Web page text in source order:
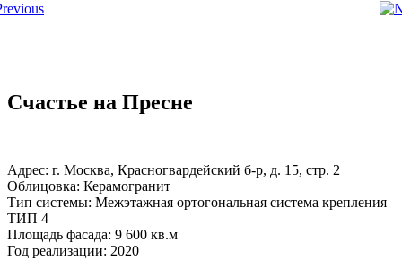
Счастье на Пресне
Адрес: г. Москва, Красногвардейский б-р, д. 15, стр. 2
Облицовка: Керамогранит
Тип системы: Межэтажная ортогональная система крепления
ТИП 4
Площадь фасада: 9 600 кв.м
Год реализации: 2020